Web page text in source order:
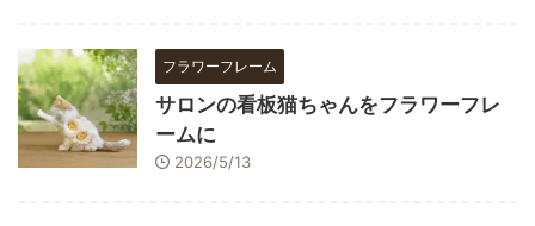
フラワーフレーム
サロンの看板猫ちゃんをフラワーフレ
ームに
2026/5/13